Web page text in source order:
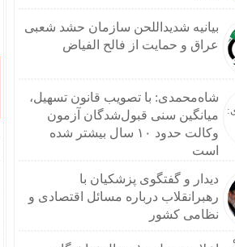
بیانیه شدیداللحن سازمان حشد شعبی
عراق و حمایت از فالح الفیاض
شاه‌محمدی: با تصویب قانون تسهیل،
میانگین سنی قبول‌شدگان آزمون
وکالت حدود ۱۰ سال بیشتر شده
است
دیدار و گفتگوی پزشکیان با
رهبرانقلاب درباره مسائل اقتصادی و
نظامی کشور